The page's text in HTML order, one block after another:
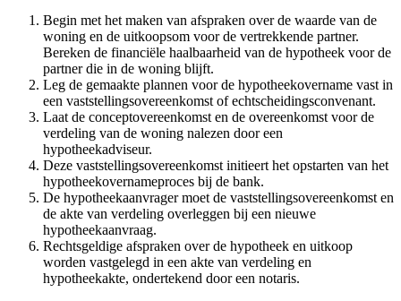
Begin met het maken van afspraken over de waarde van de
woning en de uitkoopsom voor de vertrekkende partner.
Bereken de financiële haalbaarheid van de hypotheek voor de
partner die in de woning blijft.
Leg de gemaakte plannen voor de hypotheekovername vast in
een vaststellingsovereenkomst of echtscheidingsconvenant.
Laat de conceptovereenkomst en de overeenkomst voor de
verdeling van de woning nalezen door een
hypotheekadviseur.
Deze vaststellingsovereenkomst initieert het opstarten van het
hypotheekovernameproces bij de bank.
De hypotheekaanvrager moet de vaststellingsovereenkomst en
de akte van verdeling overleggen bij een nieuwe
hypotheekaanvraag.
Rechtsgeldige afspraken over de hypotheek en uitkoop
worden vastgelegd in een akte van verdeling en
hypotheekakte, ondertekend door een notaris.